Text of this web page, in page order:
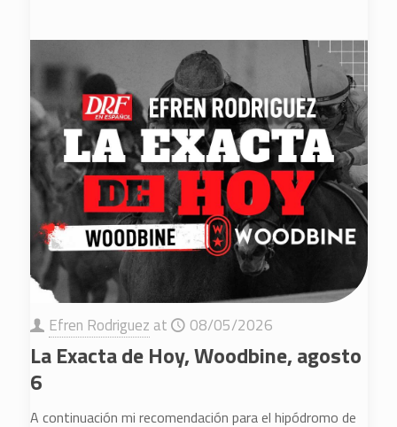
Efren Rodriguez at 08/05/2026
La Exacta de Hoy, Woodbine, agosto
6
A continuación mi recomendación para el hipódromo de